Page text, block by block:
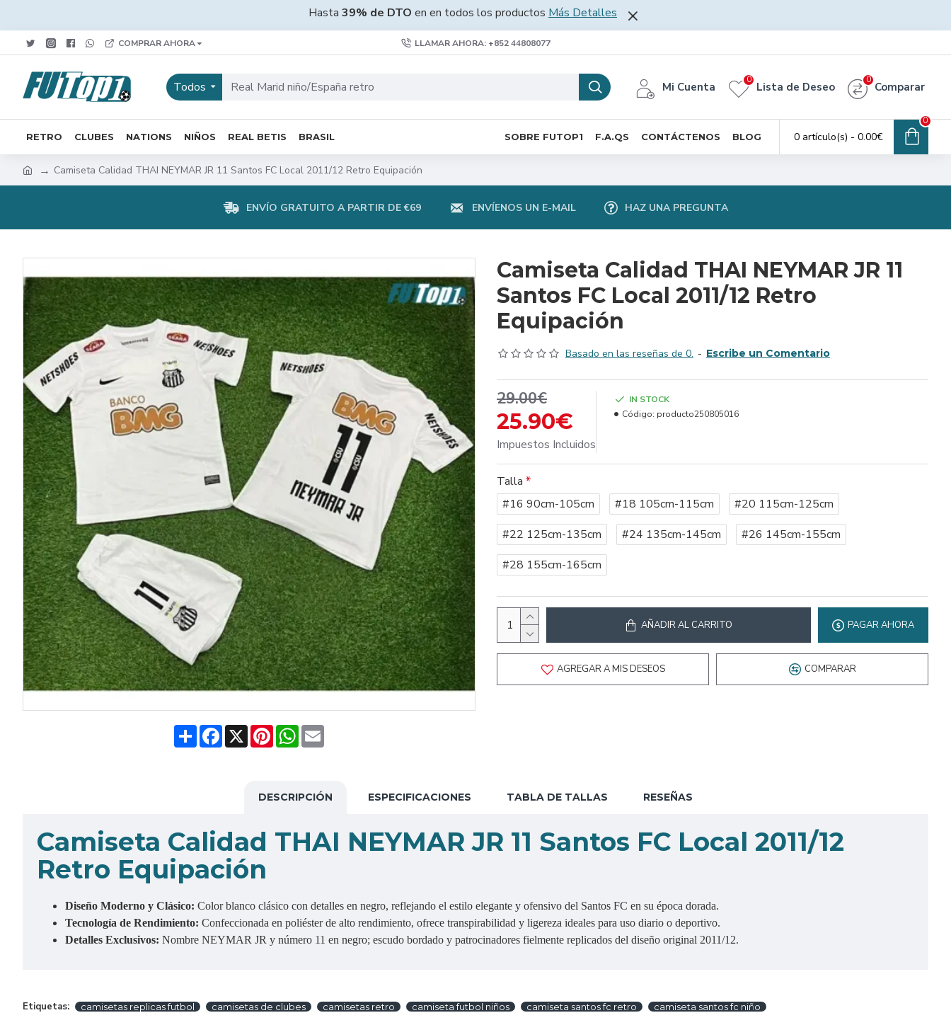
Hasta 39% de DTO en en todos los productos Más Detalles
COMPRAR AHORA LLAMAR AHORA: +852 44808077
Todos Mi Cuenta Lista de Deseo
0
Comparar
0
RETRO CLUBES NATIONS NIÑOS REAL BETIS BRASIL SOBRE FUTOP1 F.A.QS CONTÁCTENOS BLOG 0 artículo(s) - 0.00€
0
Camiseta Calidad THAI NEYMAR JR 11 Santos FC Local 2011/12 Retro Equipación
ENVÍO GRATUITO A PARTIR DE €69 ENVÍENOS UN E-MAIL HAZ UNA PREGUNTA
ShareFacebook
X PinterestWhatsApp
Email
Camiseta Calidad THAI NEYMAR JR 11
Santos FC Local 2011/12 Retro
Equipación
Basado en las reseñas de 0. - Escribe un Comentario
25.90€
29.00€
Impuestos Incluidos
IN STOCK
Código: producto250805016
Talla
#16 90cm-105cm
#18 105cm-115cm
#20 115cm-125cm
#22 125cm-135cm
#24 135cm-145cm
#26 145cm-155cm
#28 155cm-165cm
AÑADIR AL CARRITO PAGAR AHORA
AGREGAR A MIS DESEOS COMPARAR
DESCRIPCIÓN ESPECIFICACIONES TABLA DE TALLAS RESEÑAS
Camiseta Calidad THAI NEYMAR JR 11 Santos FC Local 2011/12
Retro Equipación
Diseño Moderno y Clásico: Color blanco clásico con detalles en negro, reflejando el estilo elegante y ofensivo del Santos FC en su época dorada.
Tecnología de Rendimiento: Confeccionada en poliéster de alto rendimiento, ofrece transpirabilidad y ligereza ideales para uso diario o deportivo.
Detalles Exclusivos: Nombre NEYMAR JR y número 11 en negro; escudo bordado y patrocinadores fielmente replicados del diseño original 2011/12.
Etiquetas: camisetas replicas futbol camisetas de clubes camisetas retro camiseta futbol niños camiseta santos fc retro camiseta santos fc niño